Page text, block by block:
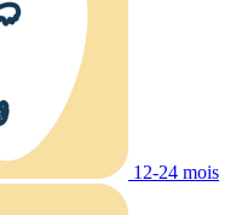
12-24 mois